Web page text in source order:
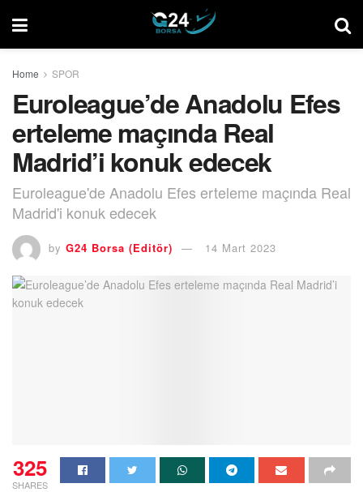
Home SPOR
Euroleague’de Anadolu Efes
erteleme maçında Real
Madrid’i konuk edecek
Euroleague'de Anadolu Efes erteleme maçında Real
Madrid'i konuk edecek
by G24 Borsa (Editör) 14 Mart 2023
325
SHARES